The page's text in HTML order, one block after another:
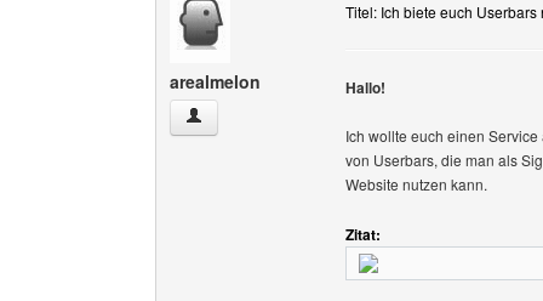
arealmelon
arealmelon Benutzer-Profile anzeigen
Titel: Ich biete euch Userbars
Hallo!
Ich wollte euch einen
von Userbars, die man als
Website nutzen kann.
Zitat: